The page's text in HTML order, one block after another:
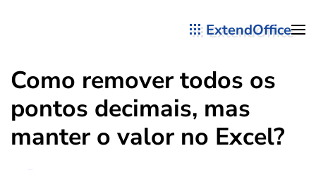
ExtendOffice
Como remover todos os
pontos decimais, mas
manter o valor no Excel?